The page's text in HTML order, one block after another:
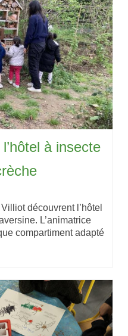
à insecte
découvrent l’hôtel
L’animatrice
compartiment adapté